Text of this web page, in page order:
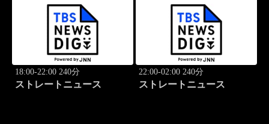
18:00-22:00 240分
ストレートニュース
22:00-02:00 240分
ストレートニュース